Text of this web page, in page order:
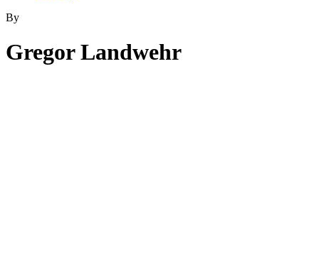
By
Gregor Landwehr